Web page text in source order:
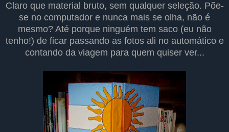
Claro que material bruto, sem qualquer seleção. Põe-
se no computador e nunca mais se olha, não é
mesmo? Até porque ninguém tem saco (eu não
tenho!) de ficar passando as fotos ali no automático e
contando da viagem para quem quiser ver...